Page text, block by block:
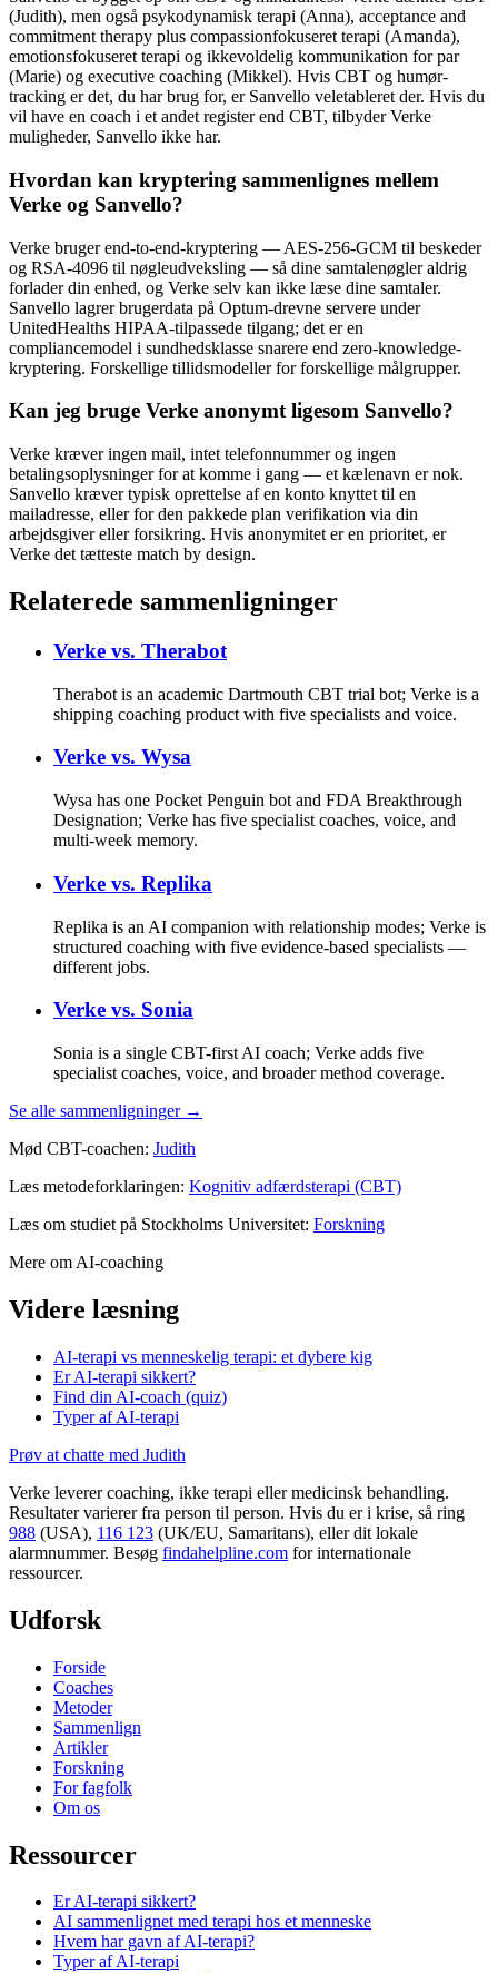
(Judith), men også psykodynamisk terapi (Anna), acceptance and
commitment therapy plus compassionfokuseret terapi (Amanda),
emotionsfokuseret terapi og ikkevoldelig kommunikation for par
(Marie) og executive coaching (Mikkel). Hvis CBT og humør-
tracking er det, du har brug for, er Sanvello veletableret der. Hvis du
vil have en coach i et andet register end CBT, tilbyder Verke
muligheder, Sanvello ikke har.
Hvordan kan kryptering sammenlignes mellem
Verke og Sanvello?
Verke bruger end-to-end-kryptering — AES-256-GCM til beskeder
og RSA-4096 til nøgleudveksling — så dine samtalenøgler aldrig
forlader din enhed, og Verke selv kan ikke læse dine samtaler.
Sanvello lagrer brugerdata på Optum-drevne servere under
UnitedHealths HIPAA-tilpassede tilgang; det er en
compliancemodel i sundhedsklasse snarere end zero-knowledge-
kryptering. Forskellige tillidsmodeller for forskellige målgrupper.
Kan jeg bruge Verke anonymt ligesom Sanvello?
Verke kræver ingen mail, intet telefonnummer og ingen
betalingsoplysninger for at komme i gang — et kælenavn er nok.
Sanvello kræver typisk oprettelse af en konto knyttet til en
mailadresse, eller for den pakkede plan verifikation via din
arbejdsgiver eller forsikring. Hvis anonymitet er en prioritet, er
Verke det tætteste match by design.
Relaterede sammenligninger
Verke vs. Therabot
Therabot is an academic Dartmouth CBT trial bot; Verke is a
shipping coaching product with five specialists and voice.
Verke vs. Wysa
Wysa has one Pocket Penguin bot and FDA Breakthrough
Designation; Verke has five specialist coaches, voice, and
multi-week memory.
Verke vs. Replika
Replika is an AI companion with relationship modes; Verke is
structured coaching with five evidence-based specialists —
different jobs.
Verke vs. Sonia
Sonia is a single CBT-first AI coach; Verke adds five
specialist coaches, voice, and broader method coverage.
Se alle sammenligninger →
Mød CBT-coachen: Judith
Læs metodeforklaringen: Kognitiv adfærdsterapi (CBT)
Læs om studiet på Stockholms Universitet: Forskning
Mere om AI-coaching
Videre læsning
AI-terapi vs menneskelig terapi: et dybere kig
Er AI-terapi sikkert?
Find din AI-coach (quiz)
Typer af AI-terapi
Prøv at chatte med Judith
Verke leverer coaching, ikke terapi eller medicinsk behandling.
Resultater varierer fra person til person. Hvis du er i krise, så ring
988 (USA), 116 123 (UK/EU, Samaritans), eller dit lokale
alarmnummer. Besøg findahelpline.com for internationale
ressourcer.
Udforsk
Forside
Coaches
Metoder
Sammenlign
Artikler
Forskning
For fagfolk
Om os
Ressourcer
Er AI-terapi sikkert?
AI sammenlignet med terapi hos et menneske
Hvem har gavn af AI-terapi?
Typer af AI-terapi